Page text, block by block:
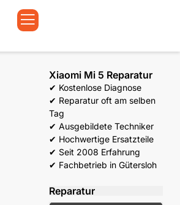
Xiaomi Mi 5 Reparatur
✔ Kostenlose Diagnose
✔ Reparatur oft am selben
Tag
✔ Ausgebildete Techniker
✔ Hochwertige Ersatzteile
✔ Seit 2008 Erfahrung
✔ Fachbetrieb in Gütersloh
Reparatur